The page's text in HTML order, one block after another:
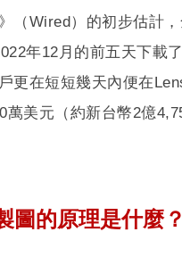
（Wired）的初步估計，
年12月的前五天下載了
更在短短幾天內便在
萬美元（約新台幣2億
圖的原理是什麼？